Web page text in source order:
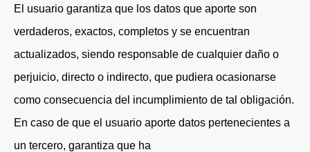
El usuario garantiza que los datos que aporte son
verdaderos, exactos, completos y se encuentran
actualizados, siendo responsable de cualquier daño o
perjuicio, directo o indirecto, que pudiera ocasionarse
como consecuencia del incumplimiento de tal obligación.
En caso de que el usuario aporte datos pertenecientes a
un tercero, garantiza que ha